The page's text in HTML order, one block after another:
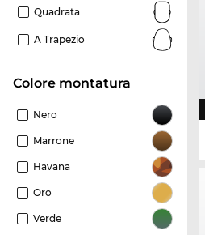
Quadrata
A Trapezio
Colore montatura
Nero
Marrone
Havana
Oro
Verde